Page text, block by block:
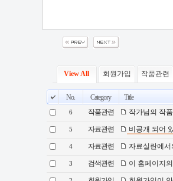
View All 회원가입 작품관련
No. Category Title
6 작품관련 작가님의 작
5 자료관련 비공개 되어
4 자료관련 자료실란에
3 검색관련 이 홈페이지